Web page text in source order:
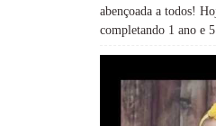
abençoada a todos!
completando 1 ano e